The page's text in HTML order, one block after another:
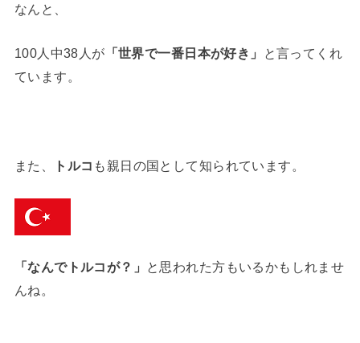
なんと、
100人中38人が 「世界で一番日本が好き」
と言ってくれ
ています。
また、 トルコ も親日の国として知られています。
「なんでトルコが？」
と思われた方もいるかもしれませ
んね。